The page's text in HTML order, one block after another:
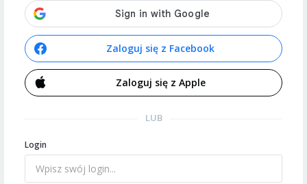
Zaloguj się z Facebook
Zaloguj się z Apple
LUB
Login